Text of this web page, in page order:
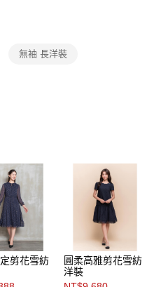
覽以下網址：
定代理人或監護人之同意方可使用
申辦者引起之損失，本公司不負相關責
將依據個別帳號之用戶狀況，依本公司
仍有額度不足之情形，本公司將視審查
他人資訊註冊。若發現惡意使用之情
止該用戶之使用額度並採取法律行
上)免運費
以上)免運費
無袖 長洋裝
剪花雪紡
圓柔高雅剪花雪紡
洋裝